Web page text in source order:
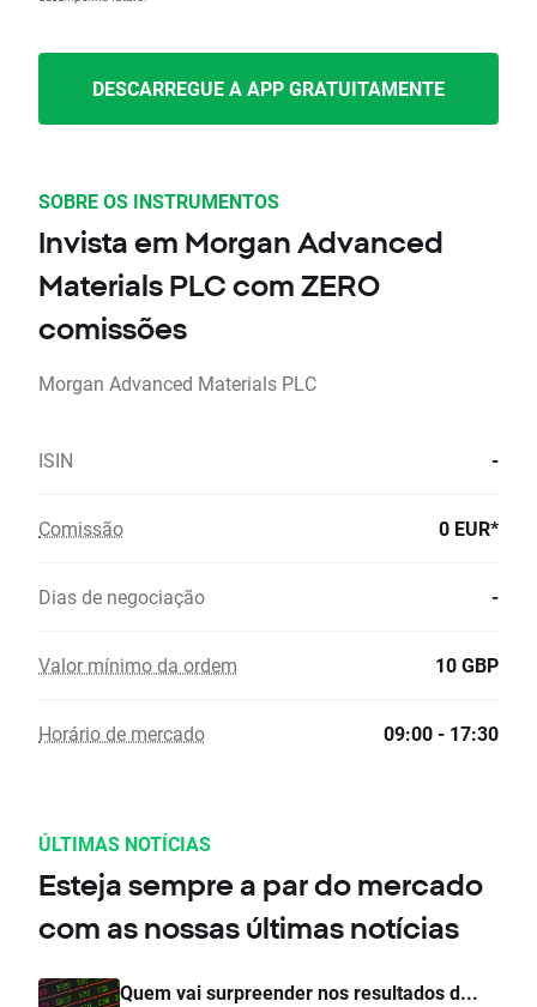
DESCARREGUE A APP GRATUITAMENTE
SOBRE OS INSTRUMENTOS
Invista em Morgan Advanced
Materials PLC com ZERO
comissões
Morgan Advanced Materials PLC
ISIN -
Comissão 0 EUR*
Dias de negociação -
Valor mínimo da ordem 10 GBP
Horário de mercado 09:00 - 17:30
ÚLTIMAS NOTÍCIAS
Esteja sempre a par do mercado
com as nossas últimas notícias
Quem vai surpreender nos resultados d...